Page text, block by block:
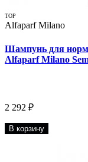
TOP
Alfaparf Milano
Шампунь для
Alfaparf Milano
2 292 ₽
В корзину